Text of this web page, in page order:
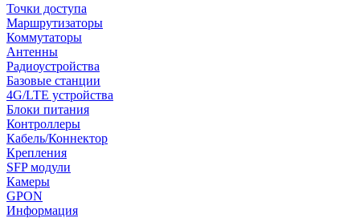
Точки доступа
Маршрутизаторы
Коммутаторы
Антенны
Радиоустройства
Базовые станции
4G/LTE устройства
Блоки питания
Контроллеры
Кабель/Коннектор
Крепления
SFP модули
Камеры
GPON
Информация